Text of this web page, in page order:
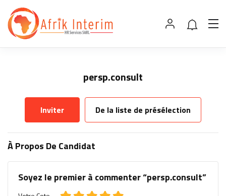
persp.consult
Inviter De la liste de présélection
À Propos De Candidat
Soyez le premier à commenter “persp.consult”